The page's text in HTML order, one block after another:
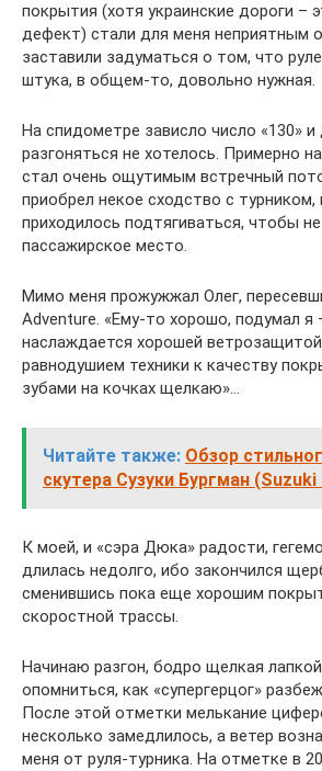
покрытия (хотя украинские дороги –
дефект) стали для меня неприятным
заставили задуматься о том, что
штука, в общем-то, довольно нужная.
На спидометре зависло число «130» и
разгоняться не хотелось. Примерно
стал очень ощутимым встречный
приобрел некое сходство с
приходилось подтягиваться, чтобы
пассажирское место.
Мимо меня прожужжал Олег,
Adventure. «Ему-то хорошо, подумал я
наслаждается хорошей
равнодушием техники к качеству
зубами на кочках щелкаю»…
Читайте также: Обзор
скутера Сузуки Бургман
К моей, и «сэра Дюка» радости,
длилась недолго, ибо закончился
сменившись пока еще хорошим
скоростной трассы.
Начинаю разгон, бодро щелкая
опомниться, как «супергерцог»
После этой отметки мелькание
несколько замедлилось, а ветер
меня от руля-турника. На отметке в